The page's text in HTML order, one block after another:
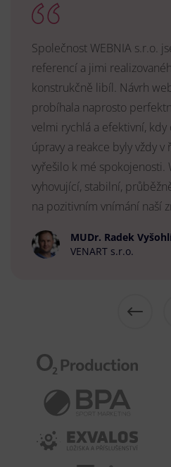
Společnost WEBNIA s.r.o.
referencí a jimi
konstrukčně libíl. Návrh
probíhala naprosto
velmi rychlá a efektivní,
úpravy a reakce byly vždy v
vyřešilo k mé
vyhovující, stabilní,
na pozitivním vnímání naší
MUDr. Radek
VENART s.r.o.